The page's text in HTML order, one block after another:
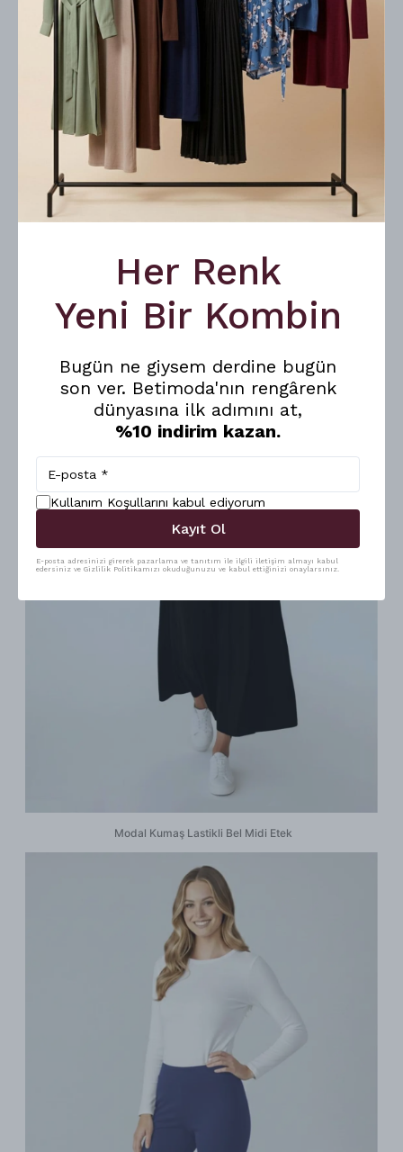
Belden Bağlamalı Balon Kol Trençkot
Modal Kumaş Lastikli Bel Midi Etek
Her Renk
Yeni Bir Kombin
Bugün ne giysem derdine bugün
son ver. Betimoda'nın rengârenk
dünyasına ilk adımını at,
%10 indirim kazan.
Kullanım Koşullarını kabul ediyorum
Kayıt Ol
E-posta adresinizi girerek pazarlama ve tanıtım ile ilgili iletişim almayı kabul
edersiniz ve Gizlilik Politikamızı okuduğunuzu ve kabul ettiğinizi onaylarsınız.